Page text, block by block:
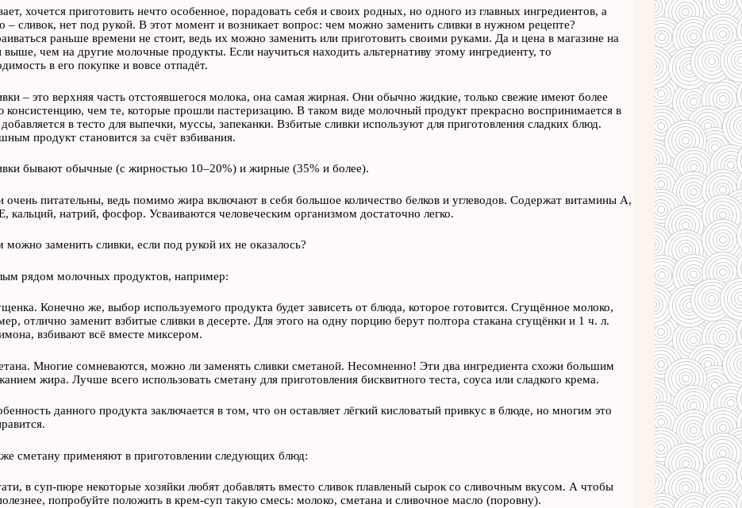
хочется приготовить нечто особенное, порадовать себя и своих родных, но одного из главных ингредиентов, а
– сливок, нет под рукой. В этот момент и возникает вопрос: чем можно заменить сливки в нужном рецепте?
раньше времени не стоит, ведь их можно заменить или приготовить своими руками. Да и цена в магазине на
выше, чем на другие молочные продукты. Если научиться находить альтернативу этому ингредиенту, то
в его покупке и вовсе отпадёт.
– это верхняя часть отстоявшегося молока, она самая жирная. Они обычно жидкие, только свежие имеют более
консистенцию, чем те, которые прошли пастеризацию. В таком виде молочный продукт прекрасно воспринимается в
добавляется в тесто для выпечки, муссы, запеканки. Взбитые сливки используют для приготовления сладких блюд.
продукт становится за счёт взбивания.
бывают обычные (с жирностью 10–20%) и жирные (35% и более).
очень питательны, ведь помимо жира включают в себя большое количество белков и углеводов. Содержат витамины А,
кальций, натрий, фосфор. Усваиваются человеческим организмом достаточно легко.
можно заменить сливки, если под рукой их не оказалось?
рядом молочных продуктов, например:
Конечно же, выбор используемого продукта будет зависеть от блюда, которое готовится. Сгущённое молоко,
отлично заменит взбитые сливки в десерте. Для этого на одну порцию берут полтора стакана сгущёнки и 1 ч. л.
взбивают всё вместе миксером.
Многие сомневаются, можно ли заменять сливки сметаной. Несомненно! Эти два ингредиента схожи большим
жира. Лучше всего использовать сметану для приготовления бисквитного теста, соуса или сладкого крема.
данного продукта заключается в том, что он оставляет лёгкий кисловатый привкус в блюде, но многим это
сметану применяют в приготовлении следующих блюд:
в суп-пюре некоторые хозяйки любят добавлять вместо сливок плавленый сырок со сливочным вкусом. А чтобы
попробуйте положить в крем-суп такую смесь: молоко, сметана и сливочное масло (поровну).